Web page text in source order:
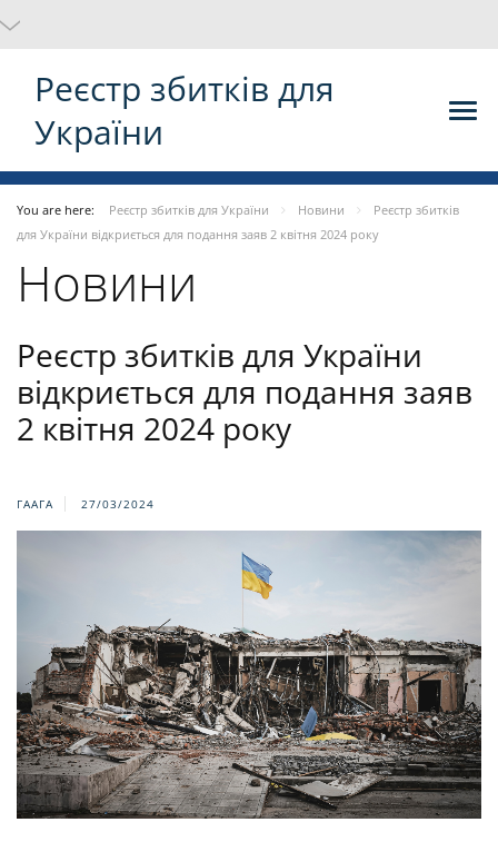
Реєстр збитків для
України
You are here: Реєстр збитків для України Новини
Реєстр збитків
для України відкриється для подання заяв 2 квітня 2024 року
Новини
Реєстр збитків для України
відкриється для подання заяв
2 квітня 2024 року
ГААГА 27/03/2024